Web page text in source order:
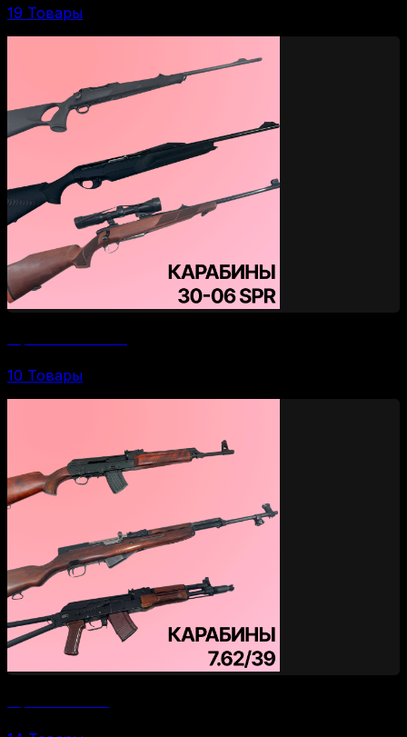
19 Товары
10 Товары